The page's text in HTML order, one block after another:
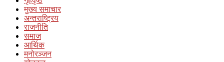
मुख्य समाचार
अन्तराष्ट्रिय
राजनीति
समाज
आर्थिक
मनोरञ्जन